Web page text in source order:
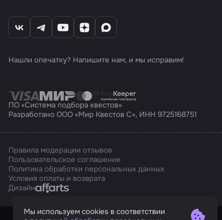
Нашли опечатку? Напишите нам, и мы исправим!
ПО «Система подбора квестов»
Разработано ООО «Мир Квестов С», ИНН 9725168751
Правила модерации отзывов
Пользовательское соглашение
Политика обработки персональных данных
Условия оплаты и возврата
ДизайнAffarts
Мы используем cookies в соответствии